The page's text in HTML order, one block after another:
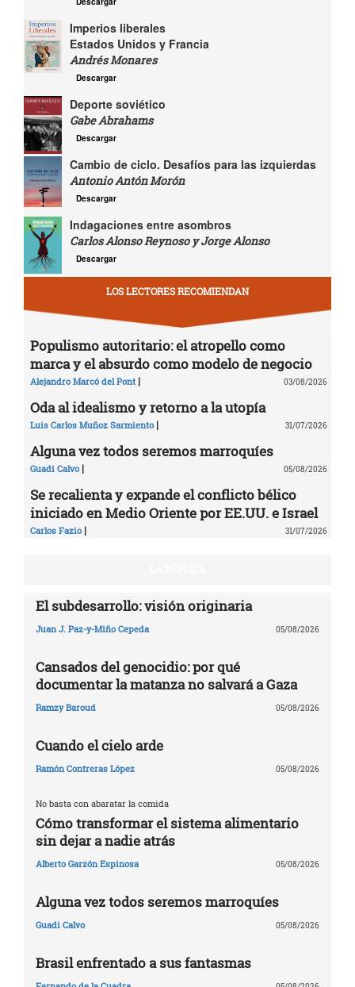
Imperios liberales
Estados Unidos y Francia
Andrés Monares
Descargar
Deporte soviético
Gabe Abrahams
Descargar
Cambio de ciclo. Desafíos para las izquierdas
Antonio Antón Morón
Descargar
Indagaciones entre asombros
Carlos Alonso Reynoso y Jorge Alonso
Descargar
LOS LECTORES RECOMIENDAN
Populismo autoritario: el atropello como
marca y el absurdo como modelo de negocio
Alejandro Marcó del Pont | 03/08/2026
Oda al idealismo y retorno a la utopía
Luis Carlos Muñoz Sarmiento | 31/07/2026
Alguna vez todos seremos marroquíes
Guadi Calvo | 05/08/2026
Se recalienta y expande el conflicto bélico
iniciado en Medio Oriente por EE.UU. e Israel
Carlos Fazio | 31/07/2026
El subdesarrollo: visión originaria
Juan J. Paz-y-Miño Cepeda 05/08/2026
Cansados del genocidio: por qué
documentar la matanza no salvará a Gaza
Ramzy Baroud 05/08/2026
Cuando el cielo arde
Ramón Contreras López 05/08/2026
No basta con abaratar la comida
Cómo transformar el sistema alimentario
sin dejar a nadie atrás
Alberto Garzón Espinosa 05/08/2026
Alguna vez todos seremos marroquíes
Guadi Calvo 05/08/2026
Brasil enfrentado a sus fantasmas